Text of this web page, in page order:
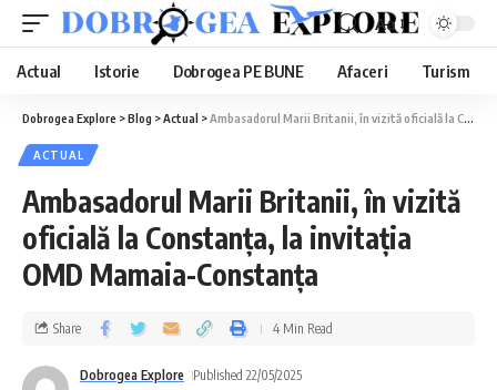
Aa
Actual Istorie Dobrogea PE BUNE Afaceri Turism
Dobrogea Explore >Blog >Actual >Ambasadorul Marii Britanii, în vizită oficială la Constanța, la invitația OMD Mamaia-Constanța
ACTUAL
Ambasadorul Marii Britanii, în vizită
oficială la Constanța, la invitația
OMD Mamaia-Constanța
Dobrogea Explore Published 22/05/2025
Share 4 Min Read